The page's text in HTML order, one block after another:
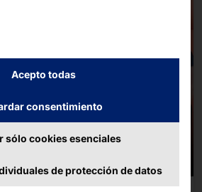
Acepto todas
consentimiento
sólo cookies esenciales
de protección de datos